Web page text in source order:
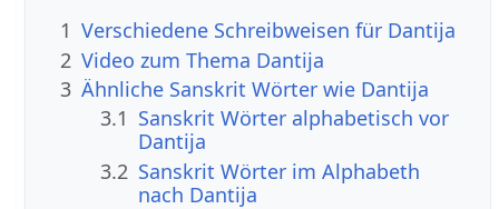
1 Verschiedene Schreibweisen für Dantija
2 Video zum Thema Dantija
3 Ähnliche Sanskrit Wörter wie Dantija
3.1 Sanskrit Wörter alphabetisch vor
Dantija
3.2 Sanskrit Wörter im Alphabeth
nach Dantija